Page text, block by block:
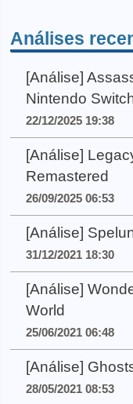
Análises
[Análise]
Nintendo
22/12/2025 19:38
[Análise]
Remastered
26/09/2025 06:53
[Análise]
31/12/2021 18:30
[Análise]
World
25/06/2021 06:48
[Análise]
28/05/2021 08:53